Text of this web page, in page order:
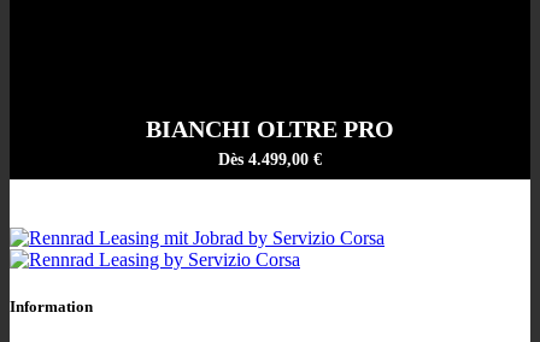
BIANCHI OLTRE PRO
Dès 4.499,00 €
Information